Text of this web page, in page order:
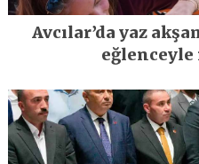
Avcılar’da yaz akşamları kültür sanat ve